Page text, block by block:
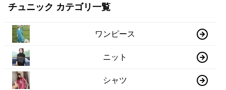
チュニック カテゴリ一覧
ワンピース
ニット
シャツ